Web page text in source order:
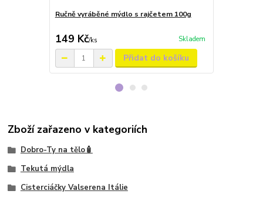
Ručně vyráběné mýdlo s rajčetem 100g
149 Kč/ks Skladem
Přidat do košíku
Zboží zařazeno v kategoriích
Dobro-Ty na tělo🧴
Tekutá mýdla
Cisterciáčky Valserena Itálie